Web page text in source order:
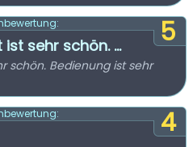
5
sehr schön. ...
schön. Bedienung ist sehr
4